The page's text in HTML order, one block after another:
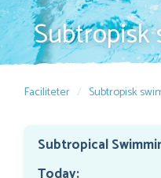
Faciliteter Subtropisk
Subtropical